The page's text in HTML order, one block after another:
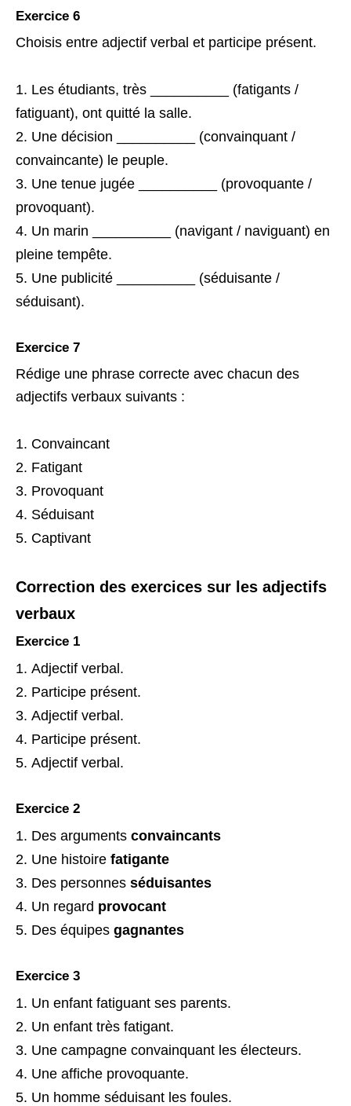
Exercice 6
Choisis entre adjectif verbal et participe présent.
Les étudiants, très __________ (fatigants /
fatiguant), ont quitté la salle.
Une décision __________ (convainquant /
convaincante) le peuple.
Une tenue jugée __________ (provoquante /
provoquant).
Un marin __________ (navigant / naviguant) en
pleine tempête.
Une publicité __________ (séduisante /
séduisant).
Exercice 7
Rédige une phrase correcte avec chacun des
adjectifs verbaux suivants :
Convaincant
Fatigant
Provoquant
Séduisant
Captivant
Correction des exercices sur les adjectifs
verbaux
Exercice 1
Adjectif verbal.
Participe présent.
Adjectif verbal.
Participe présent.
Adjectif verbal.
Exercice 2
Des arguments convaincants
Une histoire fatigante
Des personnes séduisantes
Un regard provocant
Des équipes gagnantes
Exercice 3
Un enfant fatiguant ses parents.
Un enfant très fatigant.
Une campagne convainquant les électeurs.
Une affiche provoquante.
Un homme séduisant les foules.